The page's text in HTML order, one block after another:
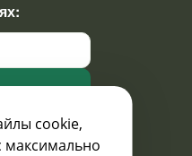
cookie,
максимально